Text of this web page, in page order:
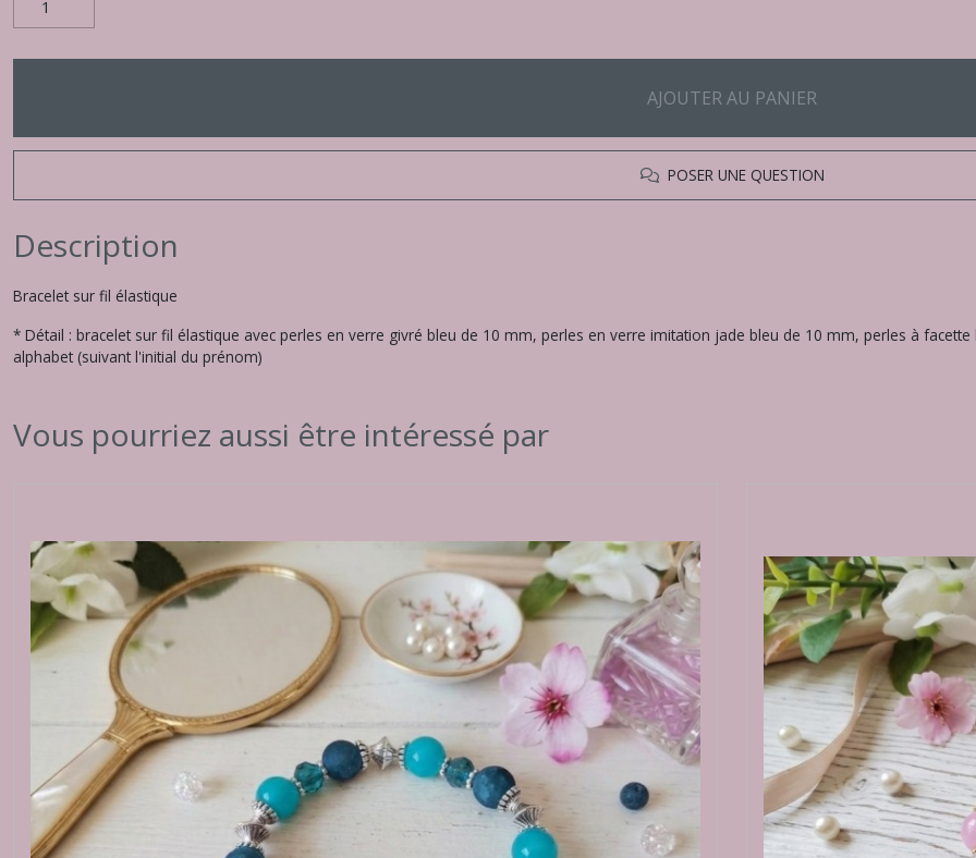
AJOUTER AU PANIER
POSER UNE QUESTION
Description
Bracelet sur fil élastique
* Détail : bracelet sur fil élastique avec perles en verre givré bleu de 10 mm, perles en verre imitation jade bleu de 10 mm, perles à
alphabet (suivant l'initial du prénom)
Vous pourriez aussi être intéressé par